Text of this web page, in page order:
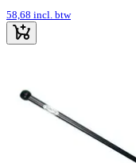
58,68 incl. btw